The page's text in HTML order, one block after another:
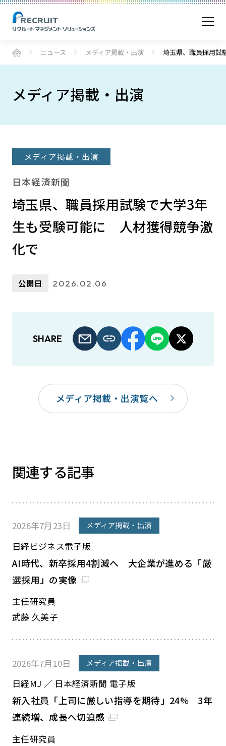
ニュース メディア掲載・出演 埼玉県、職員採用
メディア掲載・出演
メディア掲載・出演
日本経済新聞
埼玉県、職員採用試験で大学3年
生も受験可能に 人材獲得競争激
化で
公開日 2026.02.06
SHARE
メディア掲載・出演覧へ
関連する記事
2026年7月23日 メディア掲載・出演
日経ビジネス電子版
AI時代、新卒採用4割減へ 大企業が進める「厳
選採用」の実像
主任研究員
武藤 久美子
2026年7月10日 メディア掲載・出演
日経MJ ／ 日本経済新聞 電子版
新入社員「上司に厳しい指導を期待」24% 3年
連続増、成長へ切迫感
主任研究員